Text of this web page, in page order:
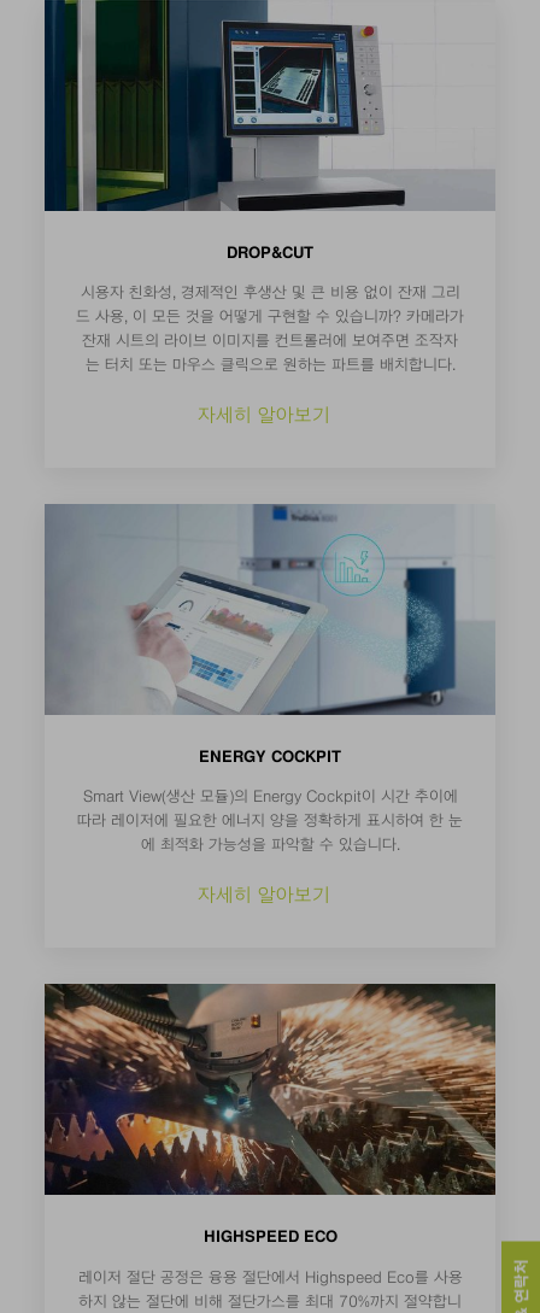
DROP&CUT
시용자 친화성, 경제적인 후생산 및 큰 비용 없이 잔재 그리
드 사용, 이 모든 것을 어떻게 구현할 수 있습니까? 카메라가
잔재 시트의 라이브 이미지를 컨트롤러에 보여주면 조작자
는 터치 또는 마우스 클릭으로 원하는 파트를 배치합니다.
자세히 알아보기
ENERGY COCKPIT
Smart View(생산 모듈)의 Energy Cockpit이 시간 추이에
따라 레이저에 필요한 에너지 양을 정확하게 표시하여 한 눈
에 최적화 가능성을 파악할 수 있습니다.
자세히 알아보기
HIGHSPEED ECO
레이저 절단 공정은 융용 절단에서 Highspeed Eco를 사용
하지 않는 절단에 비해 절단가스를 최대 70%까지 절약합니